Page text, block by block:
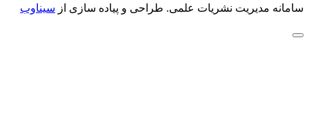
سامانه مدیریت نشریات علمی. طراحی و پیاده سازی از سیناوب